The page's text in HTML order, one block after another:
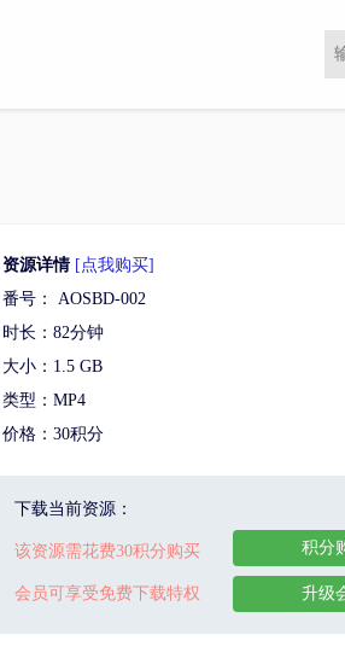
资源详情 [点我购买]
番号： AOSBD-002
时长：82分钟
大小：1.5 GB
类型：MP4
价格：30积分
下载当前资源：
该资源需花费30积分购买
会员可享受免费下载特权
积分
升级